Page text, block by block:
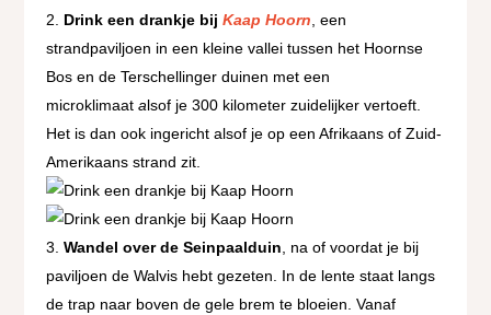
Drink een drankje bijKaap Hoorn, een
strandpaviljoen in een kleine vallei tussen het Hoornse
Bos en de Terschellinger duinen met een
microklimaat alsof je 300 kilometer zuidelijker vertoeft.
Het is dan ook ingericht alsof je op een Afrikaans of Zuid-
Amerikaans strand zit.
Wandel over de Seinpaalduin, na of voordat je bij
paviljoen de Walvis hebt gezeten. In de lente staat langs
de trap naar boven de gele brem te bloeien. Vanaf